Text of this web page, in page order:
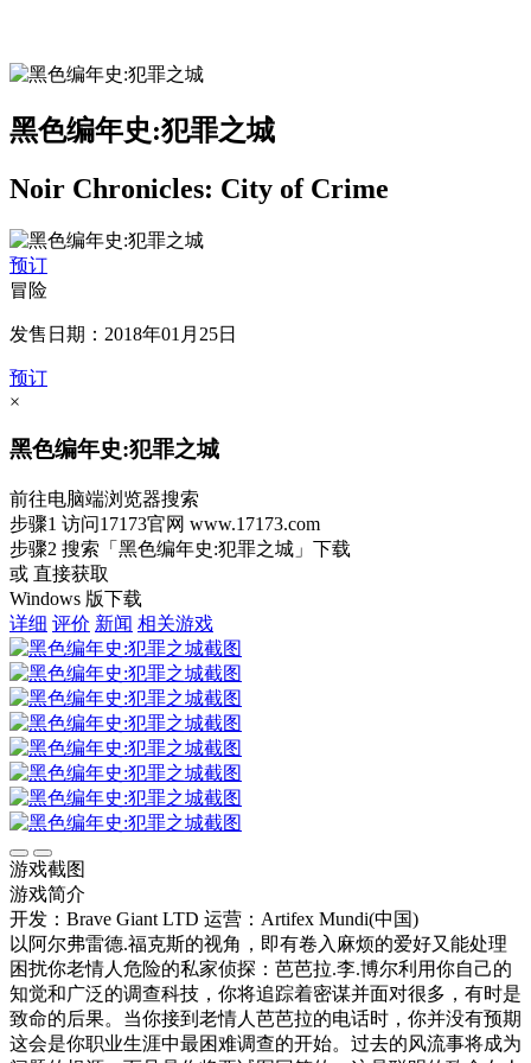
黑色编年史:犯罪之城
Noir Chronicles: City of Crime
预订
冒险
发售日期：2018年01月25日
预订
×
黑色编年史:犯罪之城
前往电脑端浏览器搜索
步骤1 访问17173官网 www.17173.com
步骤2 搜索 「黑色编年史:犯罪之城」 下载
或 直接获取
Windows 版下载
详细 评价 新闻 相关游戏
游戏截图
游戏简介
开发：Brave Giant LTD 运营：Artifex Mundi(中国)
以阿尔弗雷德.福克斯的视角，即有卷入麻烦的爱好又能处理
困扰你老情人危险的私家侦探：芭芭拉.李.博尔利用你自己的
知觉和广泛的调查科技，你将追踪着密谋并面对很多，有时是
致命的后果。当你接到老情人芭芭拉的电话时，你并没有预期
这会是你职业生涯中最困难调查的开始。过去的风流事将成为